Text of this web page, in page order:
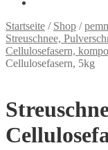
Startseite / Shop /
Streuschnee,
Cellulosefasern,
Cellulosefasern, 5kg